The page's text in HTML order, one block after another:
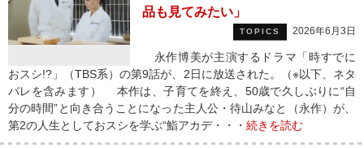
品も見てみたい」
TOPICS 2026年6月3日
永作博美が主演するドラマ「時すでに
おスシ!?」（TBS系）の第9話が、2日に放送された。（※以下、ネタ
バレを含みます） 本作は、子育てを終え、50歳で久しぶりに“自
分の時間”と向き合うことになった主人公・待山みなと（永作）が、
第2の人生としておスシを学ぶ“鮨アカデ・・・ 続きを読む